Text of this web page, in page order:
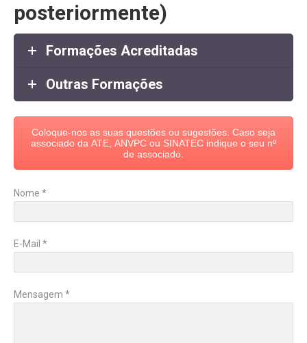
posteriormente)
Formações Acreditadas
Outras Formações
Coloque-nos as suas questões ou sugestões. Caso seja
associado da ATE, ANVPC ou SINATEC indique o seu nº
de associado.
Nome *
E-Mail *
Mensagem *